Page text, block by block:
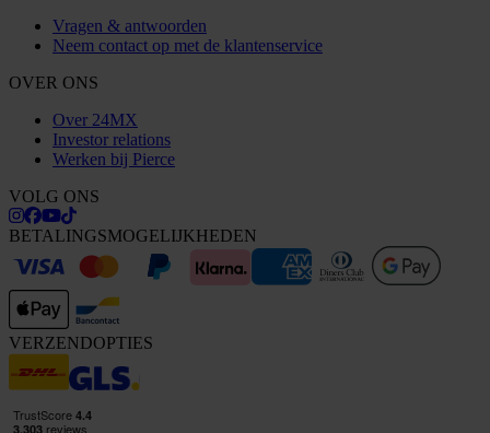
Vragen & antwoorden
Neem contact op met de klantenservice
OVER ONS
Over 24MX
Investor relations
Werken bij Pierce
VOLG ONS
BETALINGSMOGELIJKHEDEN
VERZENDOPTIES